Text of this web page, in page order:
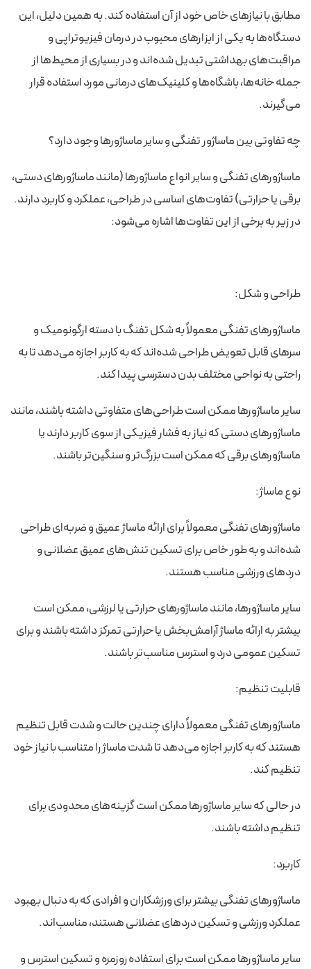
مطابق با نیازهای خاص خود از آن استفاده کند. به همین دلیل، این
دستگاه‌ها به یکی از ابزارهای محبوب در درمان فیزیوتراپی و
مراقبت‌های بهداشتی تبدیل شده‌اند و در بسیاری از محیط‌ها از
جمله خانه‌ها، باشگاه‌ها و کلینیک‌های درمانی مورد استفاده قرار
می‌گیرند.
چه تفاوتی بین ماساژور تفنگی و سایر ماساژورها وجود دارد؟
ماساژورهای تفنگی و سایر انواع ماساژورها (مانند ماساژورهای دستی،
برقی یا حرارتی) تفاوت‌های اساسی در طراحی، عملکرد و کاربرد دارند.
در زیر به برخی از این تفاوت‌ها اشاره می‌شود:
طراحی و شکل:
ماساژورهای تفنگی معمولاً به شکل تفنگ با دسته ارگونومیک و
سرهای قابل تعویض طراحی شده‌اند که به کاربر اجازه می‌دهد تا به
راحتی به نواحی مختلف بدن دسترسی پیدا کند.
سایر ماساژورها ممکن است طراحی‌های متفاوتی داشته باشند، مانند
ماساژورهای دستی که نیاز به فشار فیزیکی از سوی کاربر دارند یا
ماساژورهای برقی که ممکن است بزرگ‌تر و سنگین‌تر باشند.
نوع ماساژ:
ماساژورهای تفنگی معمولاً برای ارائه ماساژ عمیق و ضربه‌ای طراحی
شده‌اند و به طور خاص برای تسکین تنش‌های عمیق عضلانی و
دردهای ورزشی مناسب هستند.
سایر ماساژورها، مانند ماساژورهای حرارتی یا لرزشی، ممکن است
بیشتر به ارائه ماساژ آرامش‌بخش یا حرارتی تمرکز داشته باشند و برای
تسکین عمومی درد و استرس مناسب‌تر باشند.
قابلیت تنظیم:
ماساژورهای تفنگی معمولاً دارای چندین حالت و شدت قابل تنظیم
هستند که به کاربر اجازه می‌دهد تا شدت ماساژ را متناسب با نیاز خود
تنظیم کند.
در حالی که سایر ماساژورها ممکن است گزینه‌های محدودی برای
تنظیم داشته باشند.
کاربرد:
ماساژورهای تفنگی بیشتر برای ورزشکاران و افرادی که به دنبال بهبود
عملکرد ورزشی و تسکین دردهای عضلانی هستند، مناسب‌اند.
سایر ماساژورها ممکن است برای استفاده روزمره و تسکین استرس و